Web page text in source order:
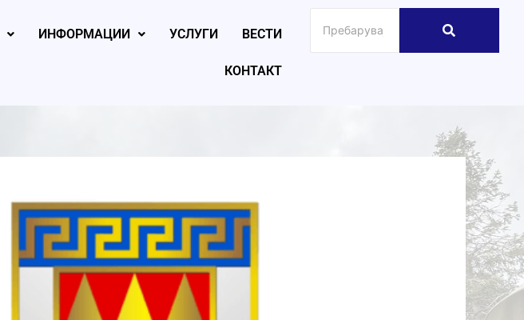
ИНФОРМАЦИИ УСЛУГИ ВЕСТИ
КОНТАКТ
August 4, 2026